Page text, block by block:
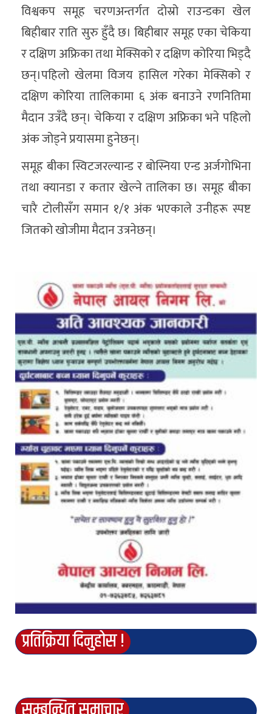
विश्वकप समूह चरणअन्तर्गत दोस्रो राउन्डका खेल
बिहीबार राति सुरु हुँदै छ। बिहीबार समूह एका चेकिया
र दक्षिण अफ्रिका तथा मेक्सिको र दक्षिण कोरिया भिड्दै
छन्।पहिलो खेलमा विजय हासिल गरेका मेक्सिको र
दक्षिण कोरिया तालिकामा ६ अंक बनाउने रणनितिमा
मैदान उत्रँदै छन्। चेकिया र दक्षिण अफ्रिका भने पहिलो
अंक जोड्ने प्रयासमा हुनेछन्।
समूह बीका स्विटजरल्यान्ड र बोस्निया एन्ड अर्जगोभिना
तथा क्यानडा र कतार खेल्ने तालिका छ। समूह बीका
चारै टोलीसँग समान १/१ अंक भएकाले उनीहरू स्पष्ट
जितको खोजीमा मैदान उत्रनेछन्।
प्रतिक्रिया दिनुहोस !